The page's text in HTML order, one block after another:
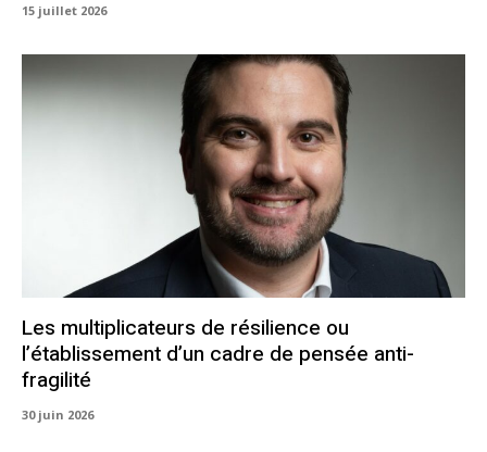
15 juillet 2026
Les multiplicateurs de résilience ou
l’établissement d’un cadre de pensée anti-
fragilité
30 juin 2026